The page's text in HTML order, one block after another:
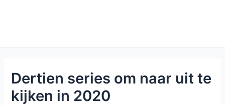
Dertien series om naar uit te
kijken in 2020